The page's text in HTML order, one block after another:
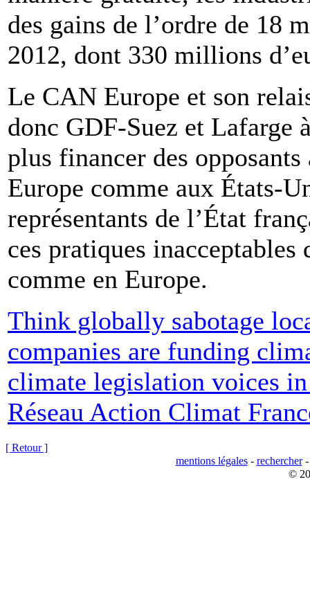
des gains de l’ordre de 18
2012, dont 330 millions
Le CAN Europe et son
donc GDF-Suez et Lafarge
plus financer des
Europe comme aux États-
représentants de l’État
ces pratiques
comme en Europe.
Think globally sabotage
companies are funding
climate legislation voices
Réseau Action Climat
[ Retour ]
mentions légales- rechercher
©